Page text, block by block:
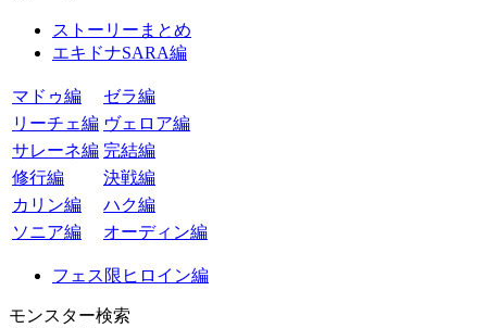
ストーリーまとめ
エキドナSARA編
マドゥ編
ゼラ編
リーチェ編 ヴェロア編
サレーネ編 完結編
修行編
決戦編
カリン編
ハク編
ソニア編
オーディン編
フェス限ヒロイン編
モンスター検索